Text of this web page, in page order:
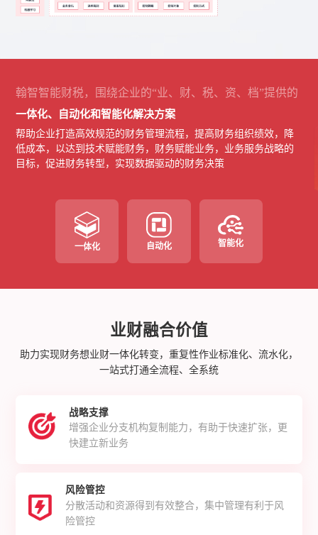
翰智智能财税，围绕企业的“业、财、税、资、档”提供的
一体化、自动化和智能化解决方案
帮助企业打造高效规范的财务管理流程，提高财务组织绩效，降
低成本，以达到技术赋能财务，财务赋能业务，业务服务战略的
目标，促进财务转型，实现数据驱动的财务决策
一体化 自动化 智能化
业财融合价值
助力实现财务想业财一体化转变，重复性作业标准化、流水化，
一站式打通全流程、全系统
战略支撑
增强企业分支机构复制能力，有助于快速扩张，更
快建立新业务
风险管控
分散活动和资源得到有效整合，集中管理有利于风
险管控